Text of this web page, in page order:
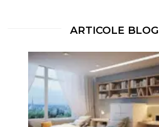
Suntem amândoiARTICOLE BLOG